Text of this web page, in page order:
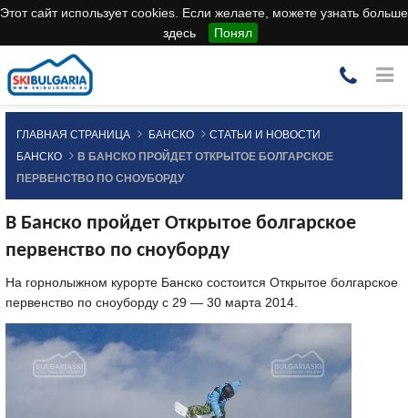
Этот сайт использует cookies. Если желаете, можете узнать больше
здесь
Понял
ГЛАВНАЯ СТРАНИЦА БАНСКО
СТАТЬИ И НОВОСТИ
БАНСКО
В БАНСКО ПРОЙДЕТ ОТКРЫТОЕ БОЛГАРСКОЕ
ПЕРВЕНСТВО ПО СНОУБОРДУ
В Банско пройдет Открытое болгарское
первенство по сноуборду
На горнолыжном курорте Банско состоится Открытое болгарское
первенство по сноуборду с 29 — 30 марта 2014.